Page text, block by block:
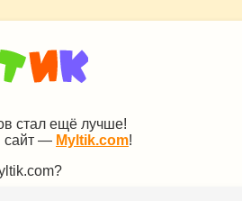
стал ещё лучше!
сайт — Myltik.com!